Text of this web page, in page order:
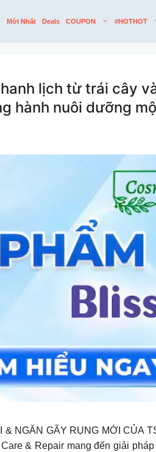
Mới Nhất Deals COUPON #HOTHOT
lịch từ trái cây
hành nuôi dưỡng
& NGĂN GÃY RỤNG MỚI CỦA
& Repair mang đến giải